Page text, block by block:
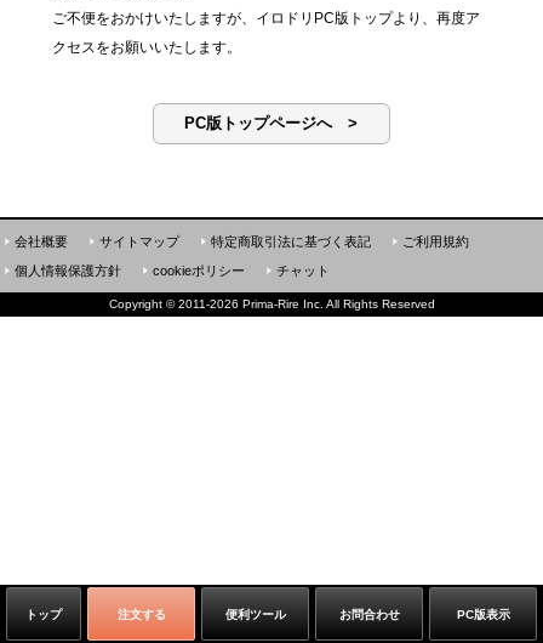
ご不便をおかけいたしますが、イロドリPC版トップより、再度ア
クセスをお願いいたします。
PC版トップページへ >
トップ 注文する 便利ツール お問合わせ PC版表示
会社概要 サイトマップ 特定商取引法に基づく表記
ご利用規約
個人情報保護方針
cookieポリシー チャット
Copyright ©2011-2026 Prima-Rire Inc. All Rights Reserved